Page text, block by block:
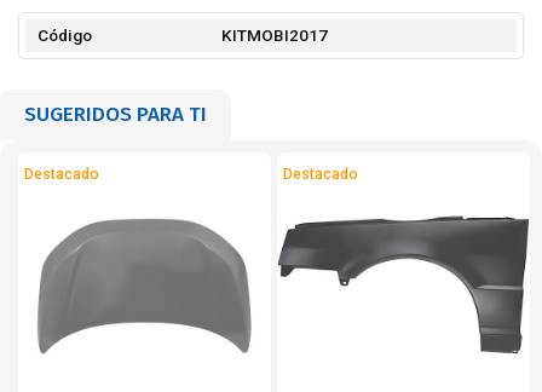
Código KITMOBI2017
SUGERIDOS PARA TI
Destacado Destacado